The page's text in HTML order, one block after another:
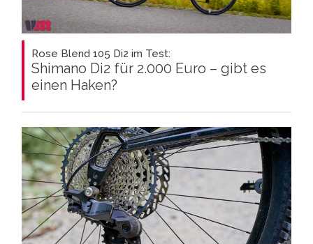
Rose Blend 105 Di2 im Test:
Shimano Di2 für 2.000 Euro – gibt es
einen Haken?